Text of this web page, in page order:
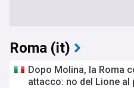
Roma (it)
Dopo Molina, la Roma
attacco: no del Lione